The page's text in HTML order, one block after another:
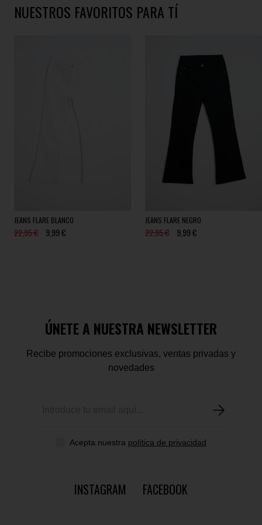
NUESTROS FAVORITOS PARA TÍ
JEANS FLARE BLANCO
22,95 € 9,99 €
JEANS FLARE NEGRO
22,95 € 9,99 €
ÚNETE A NUESTRA NEWSLETTER
Recibe promociones exclusivas, ventas privadas y
novedades
Acepta nuestra política de privacidad
INSTAGRAM FACEBOOK